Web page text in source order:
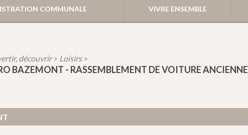
COMMUNALE VIVRE ENSEMBLE
découvrir> Loisirs>
BAZEMONT - RASSEMBLEMENT DE VOITURE ANCIENNE